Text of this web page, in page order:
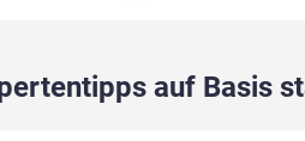
auf Basis